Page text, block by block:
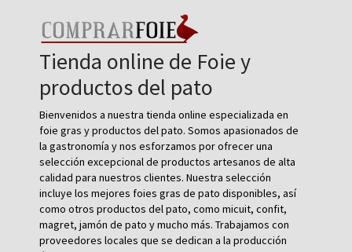
Tienda online de Foie y
productos del pato
Bienvenidos a nuestra tienda online especializada en
foie gras y productos del pato. Somos apasionados de
la gastronomía y nos esforzamos por ofrecer una
selección excepcional de productos artesanos de alta
calidad para nuestros clientes. Nuestra selección
incluye los mejores foies gras de pato disponibles, así
como otros productos del pato, como micuit, confit,
magret, jamón de pato y mucho más. Trabajamos con
proveedores locales que se dedican a la producción